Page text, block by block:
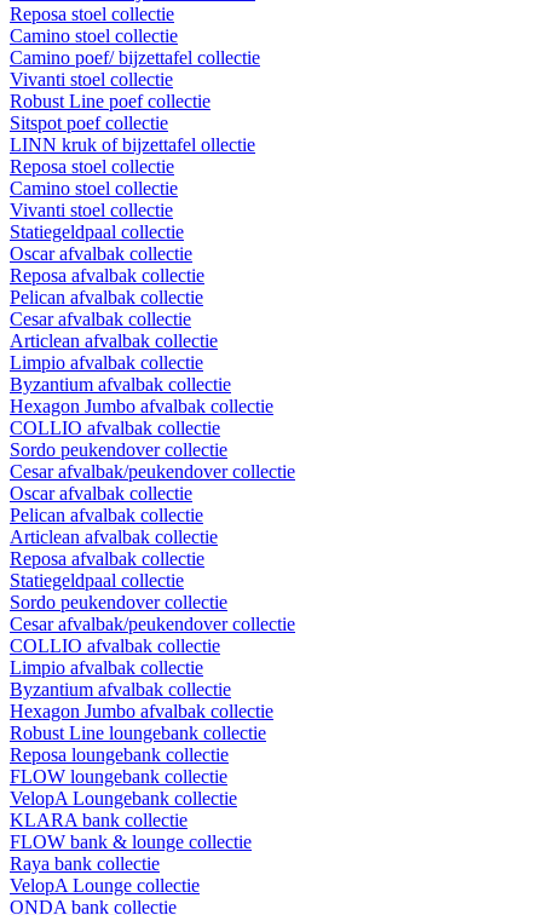
Reposa stoel collectie
Camino stoel collectie
Camino poef/ bijzettafel collectie
Vivanti stoel collectie
Robust Line poef collectie
Sitspot poef collectie
LINN kruk of bijzettafel ollectie
Reposa stoel collectie
Camino stoel collectie
Vivanti stoel collectie
Statiegeldpaal collectie
Oscar afvalbak collectie
Reposa afvalbak collectie
Pelican afvalbak collectie
Cesar afvalbak collectie
Articlean afvalbak collectie
Limpio afvalbak collectie
Byzantium afvalbak collectie
Hexagon Jumbo afvalbak collectie
COLLIO afvalbak collectie
Sordo peukendover collectie
Cesar afvalbak/peukendover collectie
Oscar afvalbak collectie
Pelican afvalbak collectie
Articlean afvalbak collectie
Reposa afvalbak collectie
Statiegeldpaal collectie
Sordo peukendover collectie
Cesar afvalbak/peukendover collectie
COLLIO afvalbak collectie
Limpio afvalbak collectie
Byzantium afvalbak collectie
Hexagon Jumbo afvalbak collectie
Robust Line loungebank collectie
Reposa loungebank collectie
FLOW loungebank collectie
VelopA Loungebank collectie
KLARA bank collectie
FLOW bank & lounge collectie
Raya bank collectie
VelopA Lounge collectie
ONDA bank collectie